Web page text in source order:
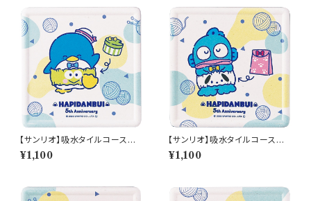
【サンリオ】吸水タイルコースタ
ー(タキシードサム)【SAN170】S
AN172-346
¥1,100
【サンリオ】吸水タイルコースタ
ー(ハンギョドン)【SAN170】SA
N173-346
¥1,100